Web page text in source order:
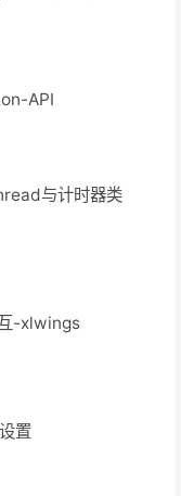
API
与计时器类
-xlwings
置